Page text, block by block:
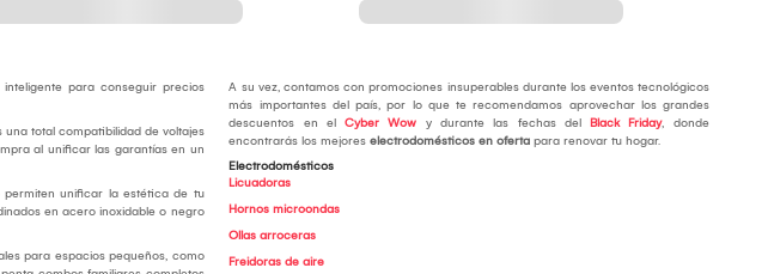
para conseguir precios
total compatibilidad de voltajes
al unificar las garantías en un
permiten unificar la estética de tu
en acero inoxidable o negro
para espacios pequeños, como
A su vez, contamos con promociones insuperables durante los eventos tecnológicos
más importantes del país, por lo que te recomendamos aprovechar los grandes
descuentos en elCyber Wow y durante las fechas del Black Friday, donde
encontrarás los mejoreselectrodomésticos en oferta para renovar tu hogar.
Electrodomésticos
Licuadoras
Hornos microondas
Ollas arroceras
Freidoras de aire